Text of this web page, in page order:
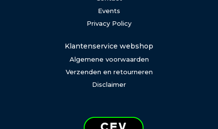
Events
Privacy Policy
Klantenservice webshop
Algemene voorwaarden
Verzenden en retourneren
Disclaimer